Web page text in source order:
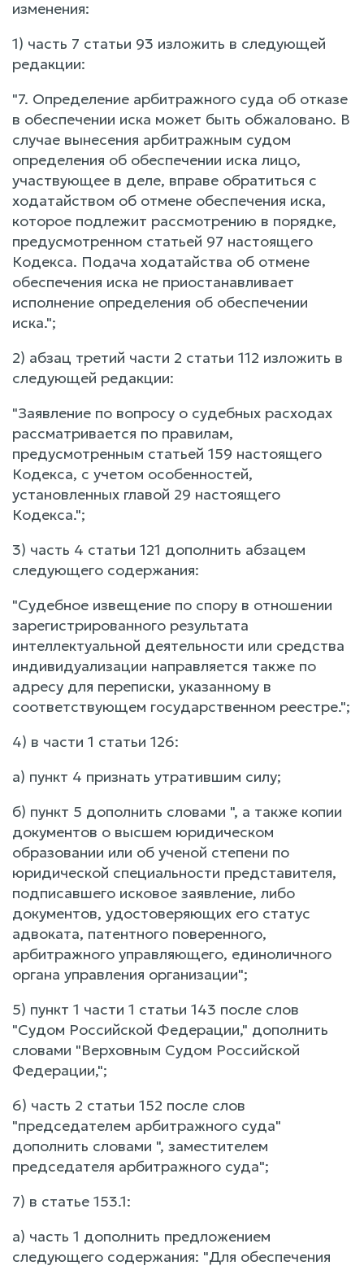
изменения:
1) часть 7 статьи 93 изложить в следующей
редакции:
"7. Определение арбитражного суда об отказе
в обеспечении иска может быть обжаловано. В
случае вынесения арбитражным судом
определения об обеспечении иска лицо,
участвующее в деле, вправе обратиться с
ходатайством об отмене обеспечения иска,
которое подлежит рассмотрению в порядке,
предусмотренном статьей 97 настоящего
Кодекса. Подача ходатайства об отмене
обеспечения иска не приостанавливает
исполнение определения об обеспечении
иска.";
2) абзац третий части 2 статьи 112 изложить в
следующей редакции:
"Заявление по вопросу о судебных расходах
рассматривается по правилам,
предусмотренным статьей 159 настоящего
Кодекса, с учетом особенностей,
установленных главой 29 настоящего
Кодекса.";
3) часть 4 статьи 121 дополнить абзацем
следующего содержания:
"Судебное извещение по спору в отношении
зарегистрированного результата
интеллектуальной деятельности или средства
индивидуализации направляется также по
адресу для переписки, указанному в
соответствующем государственном реестре.";
4) в части 1 статьи 126:
а) пункт 4 признать утратившим силу;
б) пункт 5 дополнить словами ", а также копии
документов о высшем юридическом
образовании или об ученой степени по
юридической специальности представителя,
подписавшего исковое заявление, либо
документов, удостоверяющих его статус
адвоката, патентного поверенного,
арбитражного управляющего, единоличного
органа управления организации";
5) пункт 1 части 1 статьи 143 после слов
"Судом Российской Федерации," дополнить
словами "Верховным Судом Российской
Федерации,";
6) часть 2 статьи 152 после слов
"председателем арбитражного суда"
дополнить словами ", заместителем
председателя арбитражного суда";
7) в статье 153.1:
а) часть 1 дополнить предложением
следующего содержания: "Для обеспечения